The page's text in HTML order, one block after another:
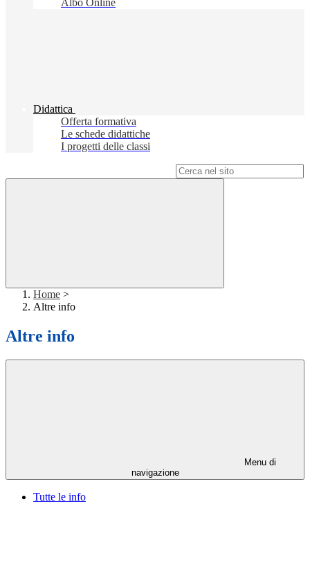
Albo Online
Didattica
Offerta formativa
Le schede didattiche
I progetti delle classi
Home >
Altre info
Altre info
Menu di
navigazione
Tutte le info